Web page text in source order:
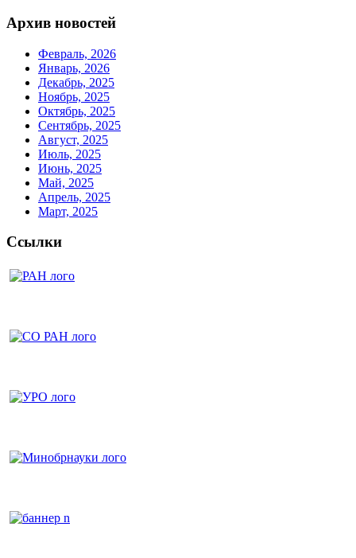
Архив новостей
Февраль, 2026
Январь, 2026
Декабрь, 2025
Ноябрь, 2025
Октябрь, 2025
Сентябрь, 2025
Август, 2025
Июль, 2025
Июнь, 2025
Май, 2025
Апрель, 2025
Март, 2025
Ссылки